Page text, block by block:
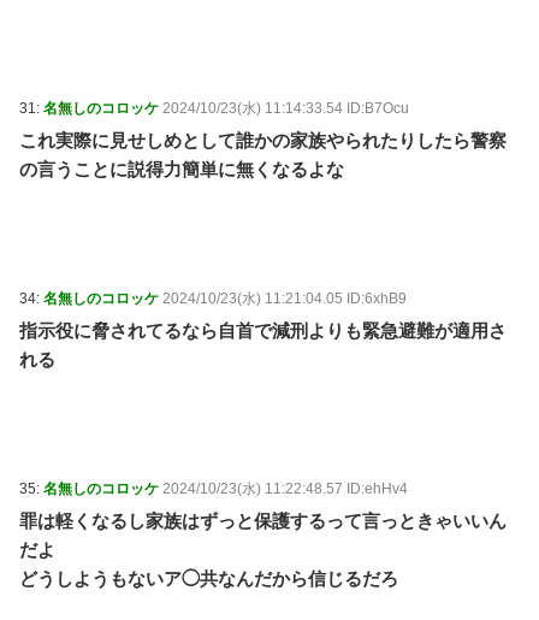
31: 名無しのコロッケ 2024/10/23(水) 11:14:33.54 ID:B7Ocu
これ実際に見せしめとして誰かの家族やられたりしたら警察
の言うことに説得力簡単に無くなるよな
34: 名無しのコロッケ 2024/10/23(水) 11:21:04.05 ID:6xhB9
指示役に脅されてるなら自首で減刑よりも緊急避難が適用さ
れる
35: 名無しのコロッケ 2024/10/23(水) 11:22:48.57 ID:ehHv4
罪は軽くなるし家族はずっと保護するって言っときゃいいん
だよ
どうしようもないア◯共なんだから信じるだろ